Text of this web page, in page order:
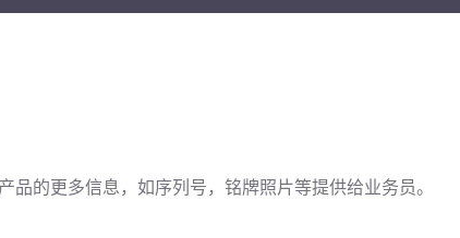
的更多信息，如序列号，铭牌照片等提供给业务员。